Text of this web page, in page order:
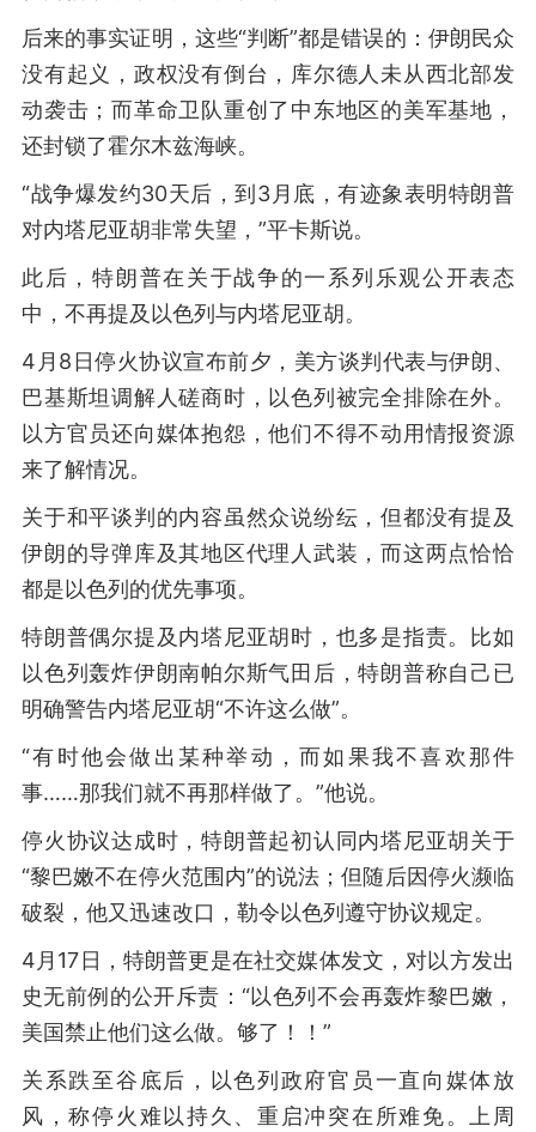
后来的事实证明，这些“判断”都是错误的：伊朗民众
没有起义，政权没有倒台，库尔德人未从西北部发
动袭击；而革命卫队重创了中东地区的美军基地，
还封锁了霍尔木兹海峡。
“战争爆发约30天后，到3月底，有迹象表明特朗普
对内塔尼亚胡非常失望，”平卡斯说。
此后，特朗普在关于战争的一系列乐观公开表态
中，不再提及以色列与内塔尼亚胡。
4月8日停火协议宣布前夕，美方谈判代表与伊朗、
巴基斯坦调解人磋商时，以色列被完全排除在外。
以方官员还向媒体抱怨，他们不得不动用情报资源
来了解情况。
关于和平谈判的内容虽然众说纷纭，但都没有提及
伊朗的导弹库及其地区代理人武装，而这两点恰恰
都是以色列的优先事项。
特朗普偶尔提及内塔尼亚胡时，也多是指责。比如
以色列轰炸伊朗南帕尔斯气田后，特朗普称自己已
明确警告内塔尼亚胡“不许这么做”。
“有时他会做出某种举动，而如果我不喜欢那件
事……那我们就不再那样做了。”他说。
停火协议达成时，特朗普起初认同内塔尼亚胡关于
“黎巴嫩不在停火范围内”的说法；但随后因停火濒临
破裂，他又迅速改口，勒令以色列遵守协议规定。
4月17日，特朗普更是在社交媒体发文，对以方发出
史无前例的公开斥责：“以色列不会再轰炸黎巴嫩，
美国禁止他们这么做。够了！！”
关系跌至谷底后，以色列政府官员一直向媒体放
风，称停火难以持久、重启冲突在所难免。上周